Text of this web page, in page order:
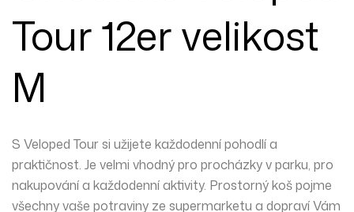
Tour 12er velikost
M
S Veloped Tour si užijete každodenní pohodlí a
praktičnost. Je velmi vhodný pro procházky v parku, pro
nakupování a každodenní aktivity. Prostorný koš pojme
všechny vaše potraviny ze supermarketu a dopraví Vám